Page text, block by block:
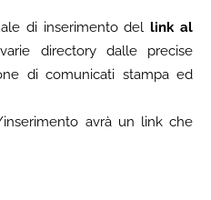
di inserimento dellink al
directory dalle precise
di comunicati stampa ed
avrà un link che